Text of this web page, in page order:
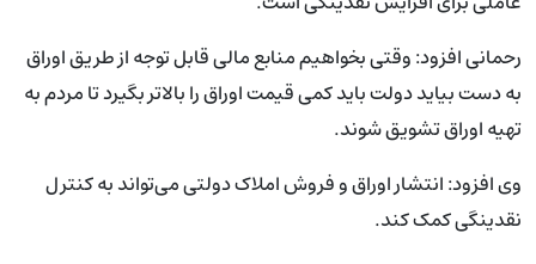
رحمانی افزود: وقتی بخواهیم منابع مالی قابل توجه از طریق اوراق
به دست بیاید دولت باید کمی قیمت اوراق را بالاتر بگیرد تا مردم به
تهیه اوراق تشویق شوند.
وی افزود: انتشار اوراق و فروش املاک دولتی می‌تواند به کنترل
نقدینگی کمک کند.